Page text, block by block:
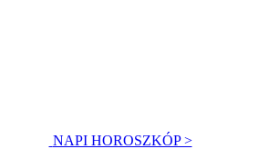
NAPI HOROSZKÓP >